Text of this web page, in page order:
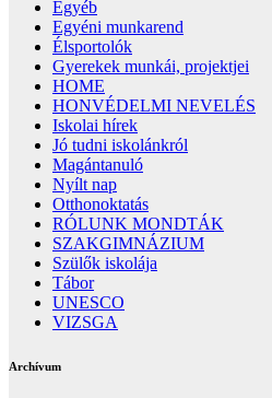
Egyéb
Egyéni munkarend
Élsportolók
Gyerekek munkái, projektjei
HOME
HONVÉDELMI NEVELÉS
Iskolai hírek
Jó tudni iskolánkról
Magántanuló
Nyílt nap
Otthonoktatás
RÓLUNK MONDTÁK
SZAKGIMNÁZIUM
Szülők iskolája
Tábor
UNESCO
VIZSGA
Archívum